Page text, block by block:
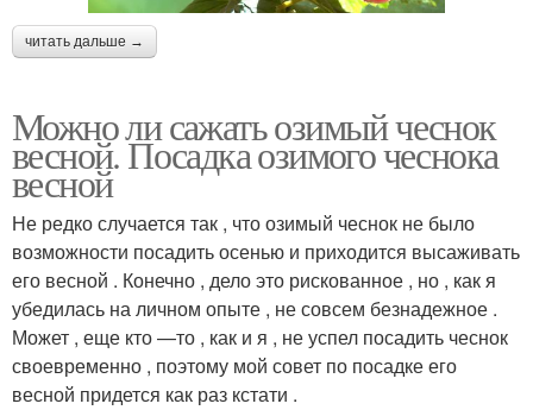
читать дальше →
Можно ли сажать озимый чеснок
весной. Посадка озимого чеснока
весной
Не редко случается так , что озимый чеснок не было
возможности посадить осенью и приходится высаживать
его весной . Конечно , дело это рискованное , но , как я
убедилась на личном опыте , не совсем безнадежное .
Может , еще кто —то , как и я , не успел посадить чеснок
своевременно , поэтому мой совет по посадке его
весной придется как раз кстати .